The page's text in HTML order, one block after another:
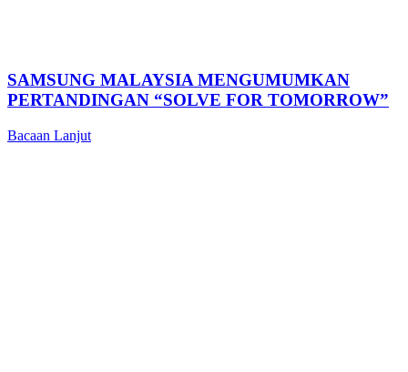
SAMSUNG MALAYSIA MENGUMUMKAN
PERTANDINGAN “SOLVE FOR TOMORROW”
Bacaan Lanjut